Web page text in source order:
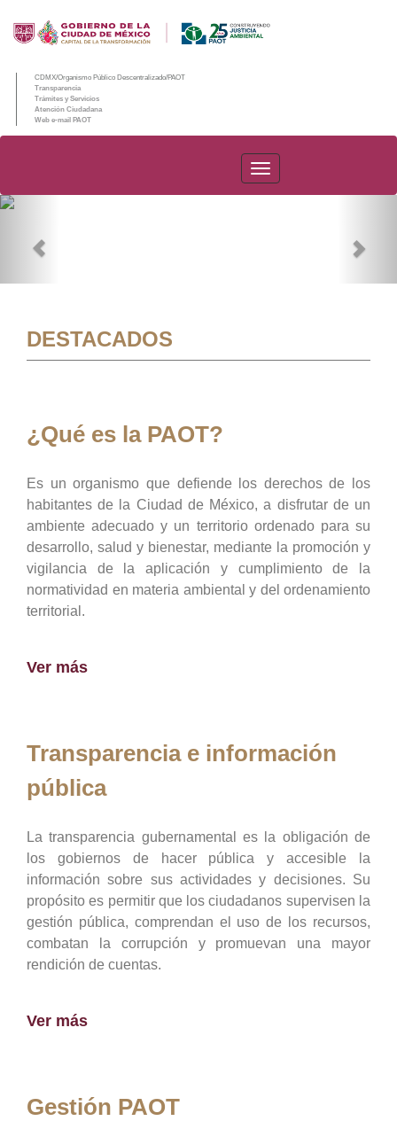
CDMX/Organismo Público Descentralizado/PAOT
Transparencia
Trámites y Servicios
Atención Ciudadana
Web e-mail PAOT
PAOT
DESTACADOS
¿Qué es la PAOT?
Es un organismo que defiende los derechos de los
habitantes de la Ciudad de México, a disfrutar de un
ambiente adecuado y un territorio ordenado para su
desarrollo, salud y bienestar, mediante la promoción y
vigilancia de la aplicación y cumplimiento de la
normatividad en materia ambiental y del ordenamiento
territorial.
Ver más
Transparencia e información
pública
La transparencia gubernamental es la obligación de
los gobiernos de hacer pública y accesible la
información sobre sus actividades y decisiones. Su
propósito es permitir que los ciudadanos supervisen la
gestión pública, comprendan el uso de los recursos,
combatan la corrupción y promuevan una mayor
rendición de cuentas.
Ver más
Gestión PAOT